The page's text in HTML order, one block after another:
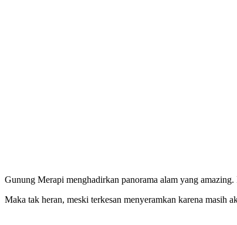
Gunung Merapi menghadirkan panorama alam yang
Maka tak heran, meski terkesan menyeramkan karena masih